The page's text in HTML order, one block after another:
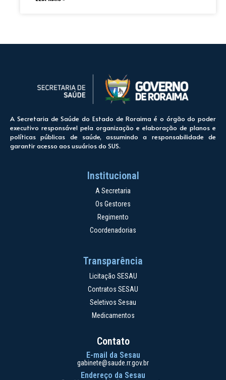
A Secretaria de Saúde do Estado de Roraima é o órgão do poder
executivo responsável pela organização e elaboração de planos e
políticas públicas de saúde, assumindo a responsabilidade de
garantir acesso aos usuários do SUS.
Institucional
A Secretaria
Os Gestores
Regimento
Coordenadorias
Transparência
Licitação SESAU
Contratos SESAU
Seletivos Sesau
Medicamentos
Contato
E-mail da Sesau
gabinete@saude.rr.gov.br
Endereço da Sesau